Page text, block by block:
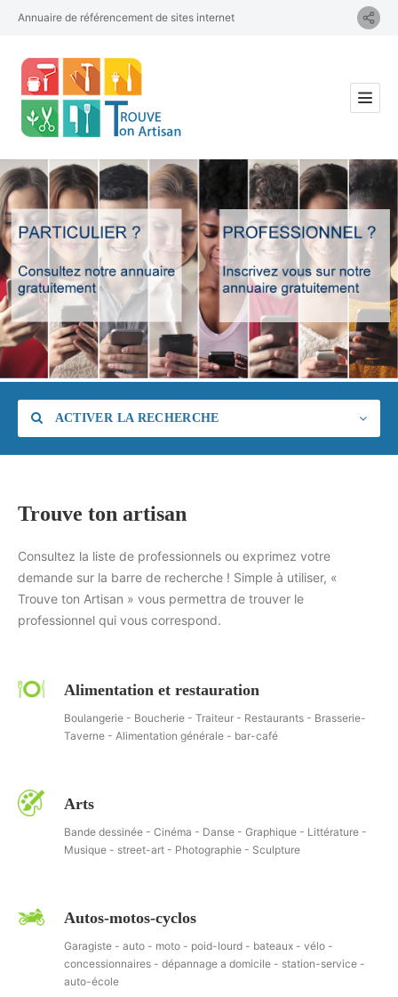
Annuaire de référencement de sites internet
ACTIVER LA RECHERCHE
Catégorie
Rechercher
Trouve ton artisan
Consultez la liste de professionnels ou exprimez votre
demande sur la barre de recherche ! Simple à utiliser, «
Trouve ton Artisan » vous permettra de trouver le
professionnel qui vous correspond.
Alimentation et restauration
Boulangerie - Boucherie - Traiteur - Restaurants - Brasserie-
Taverne - Alimentation générale - bar-café
Arts
Bande dessinée - Cinéma - Danse - Graphique - Littérature -
Musique - street-art - Photographie - Sculpture
Autos-motos-cyclos
Garagiste - auto - moto - poid-lourd - bateaux - vélo -
concessionnaires - dépannage a domicile - station-service -
auto-école